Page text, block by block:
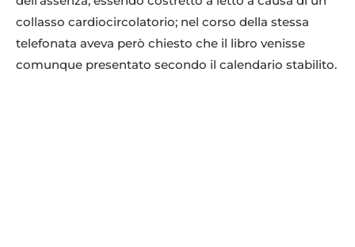
collasso cardiocircolatorio; nel corso della stessa
telefonata aveva però chiesto che il libro venisse
comunque presentato secondo il calendario stabilito.